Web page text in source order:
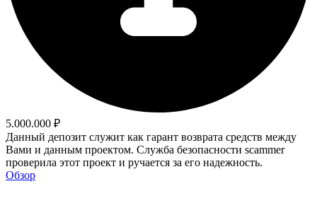
5.000.000 ₽
Данный депозит служит как гарант возврата средств между
Вами и данным проектом. Служба безопасности scammer
проверила этот проект и ручается за его надежность.
Обзор